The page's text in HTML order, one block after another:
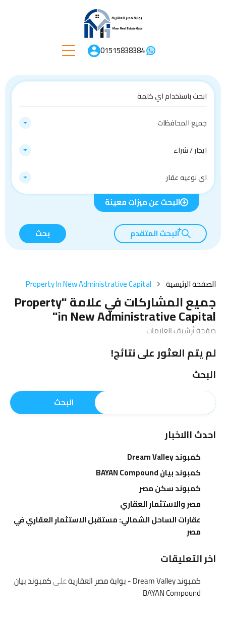
01515838384
جميع المحافظات
ايجار / شراء
اي نوعيه عقار
البحث عن ميزات معينة
البحث المتقدم بحث
الصفحة الرئيسية Property In New Administrative Capital
جميع المشاركات في علامة "Property
in New Administrative Capital"
صفحة أرشيف العلامات
لم يتم العثور على نتائج!
البحث
البحث
احدث االاخبار
كمبوند Dream Valley
كمبوند بيان BAYAN Compound
كمبوند سكن مصر
مصر والاستثمار العقاري
عقارات الساحل الشمالي: مستقبل الاستثمار العقاري في
مصر
اخر التعليقات
كمبوند Dream Valley - بوابة مصر العقارية علىكمبوند بيان
BAYAN Compound